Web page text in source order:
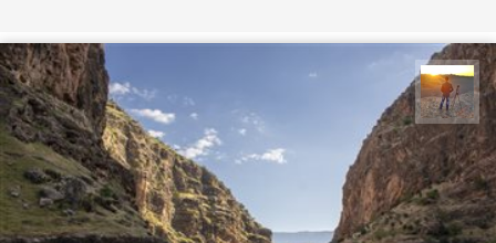
مهدی مخلصیان